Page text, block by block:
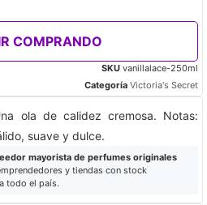
COMPRANDO
SKU vanillalace-250ml
Categoría Victoria's Secret
ola de calidez cremosa. Notas:
suave y dulce.
mayorista de perfumes originales
y tiendas con stock
todo el país.